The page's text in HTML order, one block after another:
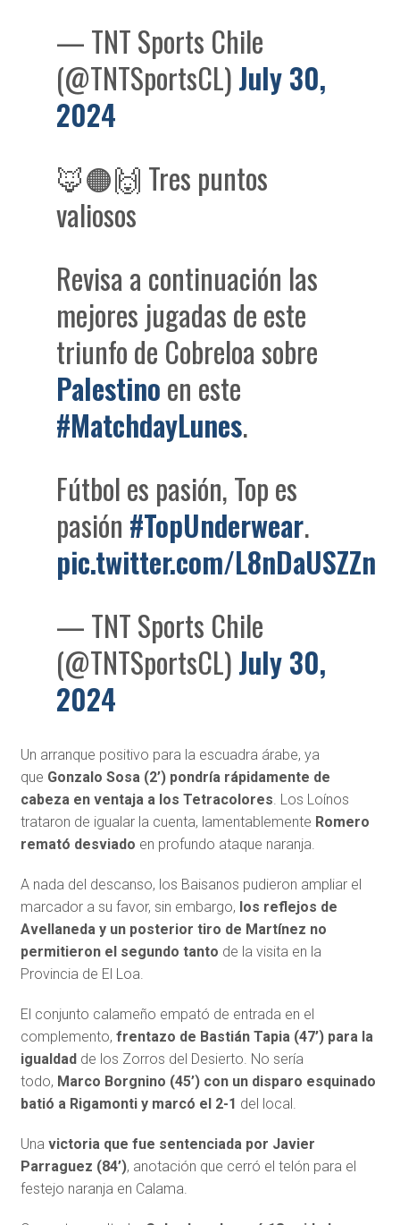
— TNT Sports Chile
(@TNTSportsCL)July 30,
2024
🦊🟠🙌 Tres puntos
valiosos
Revisa a continuación las
mejores jugadas de este
triunfo de Cobreloa sobre
Palestinoen este
#MatchdayLunes.
Fútbol es pasión, Top es
pasión #TopUnderwear.
pic.twitter.com/L8nDaUSZZn
— TNT Sports Chile
(@TNTSportsCL)July 30,
2024
Un arranque positivo para la escuadra árabe, ya
que Gonzalo Sosa (2’) pondría rápidamente de
cabeza en ventaja a los Tetracolores. Los Loínos
trataron de igualar la cuenta, lamentablemente Romero
remató desviado en profundo ataque naranja.
A nada del descanso, los Baisanos pudieron ampliar el
marcador a su favor, sin embargo, los reflejos de
Avellaneda y un posterior tiro de Martínez no
permitieron el segundo tanto de la visita en la
Provincia de El Loa.
El conjunto calameño empató de entrada en el
complemento, frentazo de Bastián Tapia (47’) para la
igualdad de los Zorros del Desierto. No sería
todo, Marco Borgnino (45’) con un disparo esquinado
batió a Rigamonti y marcó el 2-1 del local.
Una victoria que fue sentenciada por Javier
Parraguez (84’), anotación que cerró el telón para el
festejo naranja en Calama.